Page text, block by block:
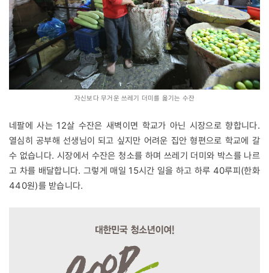
자신보다 무거운 쓰레기 더미를 옮기는 수잔
네팔에 사는 12살 수잔은 새벽이면 학교가 아닌 시장으로 향합니다.
열심히 공부해 선생님이 되고 싶지만 어려운 집안 형편으로 학교에 갈
수 없습니다. 시장에서 수잔은 청소를 하며 쓰레기 더미와 박스를 나르
고 차를 배달합니다. 그렇게 매일 15시간 일을 하고 하루 40루피(한화
440원)를 받습니다.